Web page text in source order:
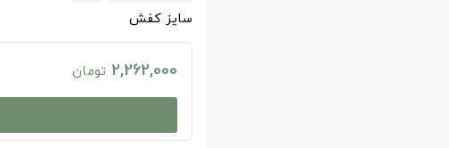
سایز کفش
2,262,000 تومان